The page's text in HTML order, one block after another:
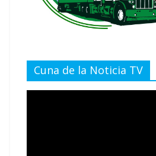
Cuna de la Noticia TV